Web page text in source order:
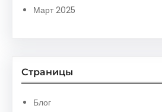
Март 2025
Страницы
Блог